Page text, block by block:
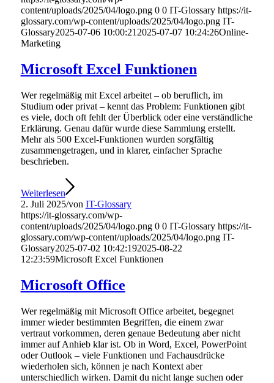
content/uploads/2025/04/logo.png 0 0 IT-Glossary https://it-
glossary.com/wp-content/uploads/2025/04/logo.png IT-
Glossary2025-07-06 10:00:21 2025-07-07 10:24:26Online-
Marketing
Microsoft Excel Funktionen
Wer regelmäßig mit Excel arbeitet – ob beruflich, im
Studium oder privat – kennt das Problem: Funktionen gibt
es viele, doch oft fehlt der Überblick oder eine verständliche
Erklärung. Genau dafür wurde diese Sammlung erstellt.
Mehr als 500 Excel-Funktionen wurden sorgfältig
zusammengetragen, und in klarer, einfacher Sprache
beschrieben.
Weiterlesen
2. Juli 2025/von IT-Glossary
https://it-glossary.com/wp-
content/uploads/2025/04/logo.png 0 0 IT-Glossary https://it-
glossary.com/wp-content/uploads/2025/04/logo.png IT-
Glossary2025-07-02 10:42:192025-08-22
12:23:59Microsoft Excel Funktionen
Microsoft Office
Wer regelmäßig mit Microsoft Office arbeitet, begegnet
immer wieder bestimmten Begriffen, die einem zwar
vertraut vorkommen, deren genaue Bedeutung aber nicht
immer auf Anhieb klar ist. Ob in Word, Excel, PowerPoint
oder Outlook – viele Funktionen und Fachausdrücke
wiederholen sich, können je nach Kontext aber
unterschiedlich wirken. Damit du nicht lange suchen oder